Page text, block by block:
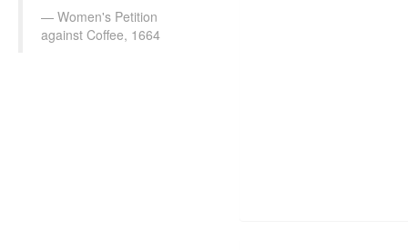
Women's Petition
against Coffee, 1664